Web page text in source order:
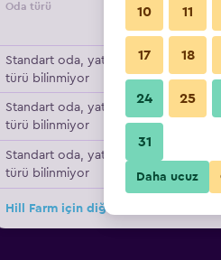
Oda türü Tedarikçi
Standart oda, yatak
türü bilinmiyor
Standart oda, yatak
türü bilinmiyor
Standart oda, yatak
türü bilinmiyor
Hill Farm için diğer 10fırsat
10 11
17 18
24 25
31
Daha ucuz